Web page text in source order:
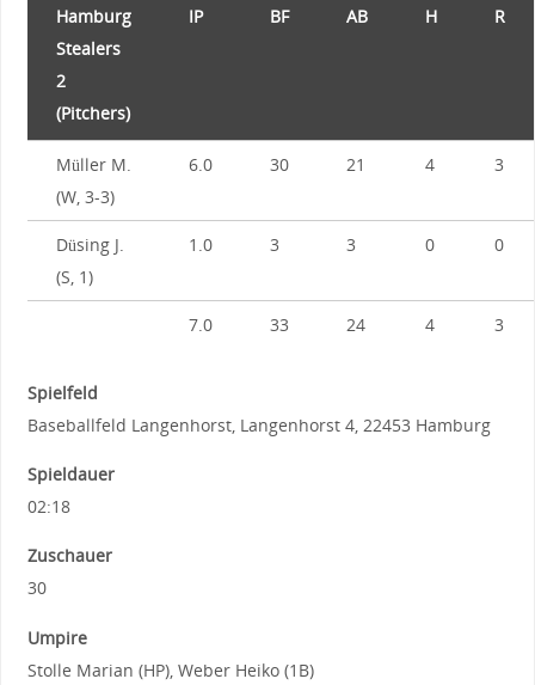
Hamburg
Stealers
2
(Pitchers)
IP BF AB H R
Müller M.
(W, 3-3)
6.0 30 21 4 3
Düsing J.
(S, 1)
1.0 3 3 0 0
7.0 33 24 4 3
Spielfeld
Baseballfeld Langenhorst, Langenhorst 4, 22453 Hamburg
Spieldauer
02:18
Zuschauer
30
Umpire
Stolle Marian (HP), Weber Heiko (1B)